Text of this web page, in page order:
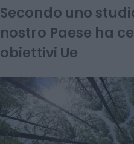
Secondo uno
nostro Paese ha
obiettivi Ue